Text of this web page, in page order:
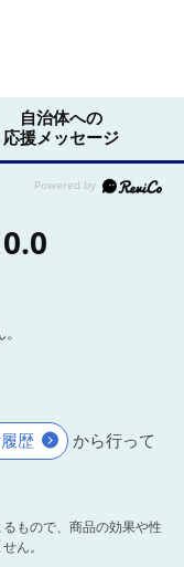
自治体への
応援メッセージ
0.0
歴
から行って
もので、商品の効果や性
ん。